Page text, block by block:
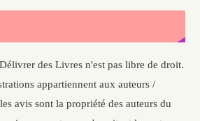
des Livres n'est pas libre de droit.
appartiennent aux auteurs /
avis sont la propriété des auteurs du